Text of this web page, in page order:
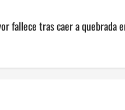
fallece tras caer a quebrada